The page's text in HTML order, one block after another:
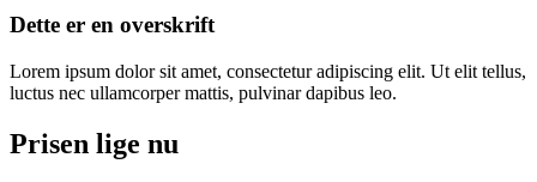
Dette er en overskrift
Lorem ipsum dolor sit amet, consectetur adipiscing elit. Ut elit tellus,
luctus nec ullamcorper mattis, pulvinar dapibus leo.
Prisen lige nu